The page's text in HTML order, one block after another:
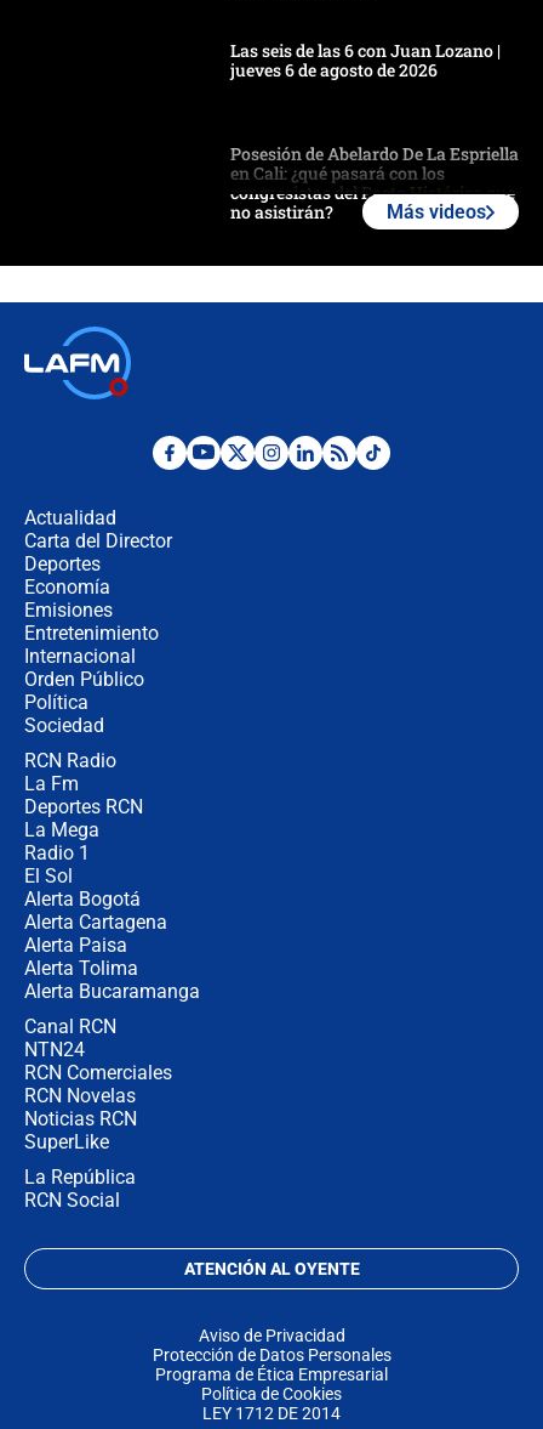
Las seis de las 6 con Juan Lozano |
jueves 6 de agosto de 2026
Posesión de Abelardo De La Espriella
en Cali: ¿qué pasará con los
congresistas del Pacto Histórico que
no asistirán?
¿Por qué De la Espriella gobernará
Más videos
Actualidad
Carta del Director
Deportes
Economía
Emisiones
Entretenimiento
Internacional
Orden Público
Política
Sociedad
RCN Radio
La Fm
Deportes RCN
La Mega
Radio 1
El Sol
Alerta Bogotá
Alerta Cartagena
Alerta Paisa
Alerta Tolima
Alerta Bucaramanga
Canal RCN
NTN24
RCN Comerciales
RCN Novelas
Noticias RCN
SuperLike
La República
RCN Social
ATENCIÓN AL OYENTE
Aviso de Privacidad
Protección de Datos Personales
Programa de Ética Empresarial
Política de Cookies
LEY 1712 DE 2014